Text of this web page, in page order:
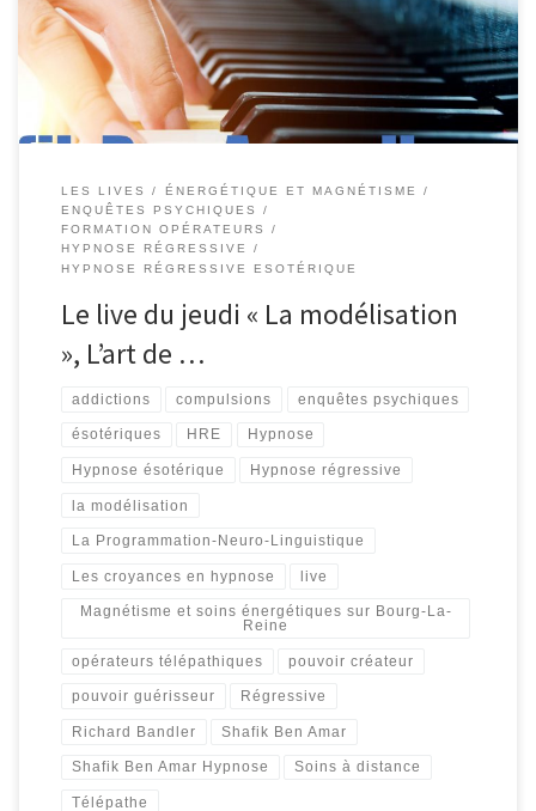
le mieux mais en aucun cas ses interférences. Il y a quelques
années, Bill Gates, vu de […]
LES LIVES
ÉNERGÉTIQUE ET MAGNÉTISME
ENQUÊTES PSYCHIQUES
FORMATION OPÉRATEURS
HYPNOSE RÉGRESSIVE
HYPNOSE RÉGRESSIVE ESOTÉRIQUE
Le live du jeudi « La modélisation
», L’art de …
addictions compulsions enquêtes psychiques
ésotériques HRE Hypnose
Hypnose ésotérique Hypnose régressive
la modélisation
La Programmation-Neuro-Linguistique
Les croyances en hypnose live
Magnétisme et soins énergétiques sur Bourg-La-
Reine
opérateurs télépathiques pouvoir créateur
pouvoir guérisseur Régressive
Richard Bandler Shafik Ben Amar
Shafik Ben Amar Hypnose Soins à distance
Télépathe